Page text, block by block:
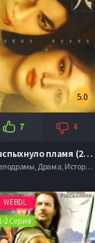
5.0
7 4
И вспыхнуло пламя (2026)
, Мелодрамы, Драма, Исторические
WEBDL
2 Серия